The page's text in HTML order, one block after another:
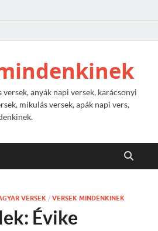
versek, anyák napi versek, karácsonyi
mikulás versek, apák napi vers,
VERSEK / VERSEK MINDENKINEK
Évike